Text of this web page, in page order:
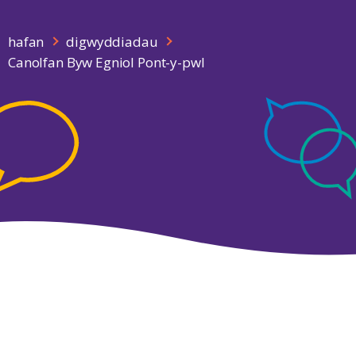
hafan
digwyddiadau
Canolfan Byw Egniol Pont-y-pwl